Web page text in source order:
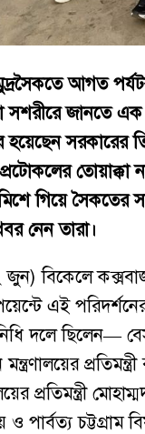
আগত
সশরীরে জানতে
হয়েছেন সরকারের
প্রটোকলের তোয়াক্কা
গিয়ে সৈকতের
নেন তারা।
বিকেলে
এই
দলে ছিলেন—
প্রতিমন্ত্রী
ও পার্বত্য চট্টগ্রাম